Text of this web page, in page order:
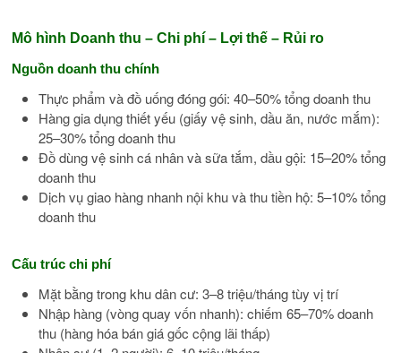
Mô hình Doanh thu – Chi phí – Lợi thế – Rủi ro
Nguồn doanh thu chính
Thực phẩm và đồ uống đóng gói: 40–50% tổng doanh thu
Hàng gia dụng thiết yếu (giấy vệ sinh, dầu ăn, nước mắm):
25–30% tổng doanh thu
Đồ dùng vệ sinh cá nhân và sữa tắm, dầu gội: 15–20% tổng
doanh thu
Dịch vụ giao hàng nhanh nội khu và thu tiền hộ: 5–10% tổng
doanh thu
Cấu trúc chi phí
Mặt bằng trong khu dân cư: 3–8 triệu/tháng tùy vị trí
Nhập hàng (vòng quay vốn nhanh): chiếm 65–70% doanh
thu (hàng hóa bán giá gốc cộng lãi thấp)